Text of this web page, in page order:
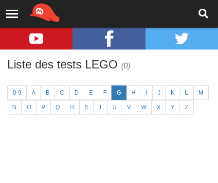
Liste des tests LEGO (0)
0-9 A B C D E F G H J K L M
N O P Q R S T U V W X Y Z